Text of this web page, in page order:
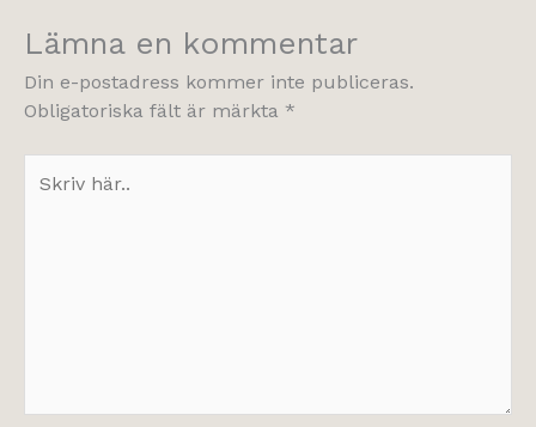
Lämna en kommentar
Din e-postadress kommer inte publiceras.
Obligatoriska fält är märkta *
här..